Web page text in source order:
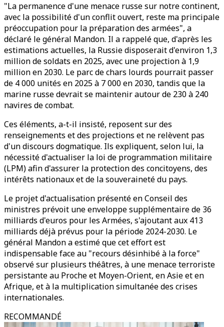
"La permanence d'une menace russe sur notre continent,
avec la possibilité d'un conflit ouvert, reste ma principale
préoccupation pour la préparation des armées", a
déclaré le général Mandon. Il a rappelé que, d'après les
estimations actuelles, la Russie disposerait d'environ 1,3
million de soldats en 2025, avec une projection à 1,9
million en 2030. Le parc de chars lourds pourrait passer
de 4 000 unités en 2025 à 7 000 en 2030, tandis que la
marine russe devrait se maintenir autour de 230 à 240
navires de combat.
Ces éléments, a-t-il insisté, reposent sur des
renseignements et des projections et ne relèvent pas
d'un discours dogmatique. Ils expliquent, selon lui, la
nécessité d'actualiser la loi de programmation militaire
(LPM) afin d'assurer la protection des concitoyens, des
intérêts nationaux et de la souveraineté du pays.
Le projet d'actualisation présenté en Conseil des
ministres prévoit une enveloppe supplémentaire de 36
milliards d'euros pour les Armées, s'ajoutant aux 413
milliards déjà prévus pour la période 2024-2030. Le
général Mandon a estimé que cet effort est
indispensable face au "recours désinhibé à la force"
observé sur plusieurs théâtres, à une menace terroriste
persistante au Proche et Moyen-Orient, en Asie et en
Afrique, et à la multiplication simultanée des crises
internationales.
RECOMMANDÉ